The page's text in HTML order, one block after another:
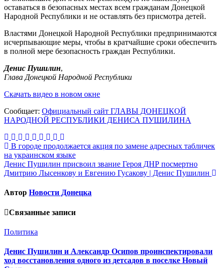
оставаться в безопасных местах всем гражданам Донецкой
Народной Республики и не оставлять без присмотра детей.
Властями Донецкой Народной Республики предпринимаются
исчерпывающие меры, чтобы в кратчайшие сроки обеспечить
в полной мере безопасность граждан Республики.
Денис Пушилин,
Глава Донецкой Народной Республики
Скачать видео в новом окне
Сообщает: Официальный сайт ГЛАВЫ ДОНЕЦКОЙ
НАРОДНОЙ РЕСПУБЛИКИ ДЕНИСА ПУШИЛИНА
Навигация
по
записям
В городе продолжается акция по замене адресных табличек
на украинском языке
Денис Пушилин присвоил звание Героя ДНР посмертно
Дмитрию Лысенкову и Евгению Гусакову | Денис Пушилин
Автор Новости Донецка
Связанные записи
Политика
Денис Пушилин и Александр Осипов проинспектировали
ход восстановления одного из детсадов в поселке Новый